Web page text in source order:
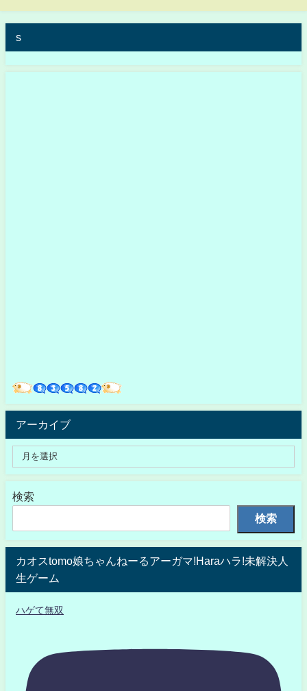
ごした歴史的空間が凄すぎた
s
アーカイブ
検索
検索
カオスtomo娘ちゃんねーるアーガマ!Haraハラ!未解決人
生ゲーム
ハゲて無双